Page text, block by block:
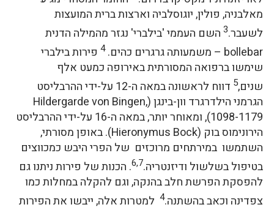
מאלבניה, פולין, יוגוסלביה וארצות ברית המועצות
לשעבר.3השם העממי 'בילברי' נגזר מהמילה הדנית
bollebar – משמעותה גרגרים כהים.
4פירות בילברי
שימשו ברפואה המסורתית באירופה כמעט אלף
שנים,5
דווח לראשונה במאה ה-12 על-ידי ההרבליסט
הגרמני הילדרגרד וון-בינגן (Hildergarde von Bingen,
1098-1179), ומאוחר יותר, במאה ה-16 על-ידי ההרבליסט
הירונימוס בוק (Hieronymus Bock). באופן מסורתי,
השתמשו במירתחים מרוכזים של הפרי היבש כמכווצים
בטיפול בשלשול ודיזנטריה.6,7. הכנות של פירות ניתנו גם
להפסקת הפרשת חלב בהנקה, וגם להקלה במחלות כמו
צפדינה וכאב בהשתנה.4למטרות אלה, ייבשו את הפירות